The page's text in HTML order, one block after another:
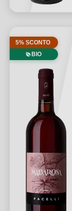
5% SCONTO
BIO